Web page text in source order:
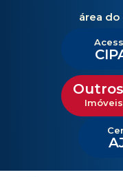
área do